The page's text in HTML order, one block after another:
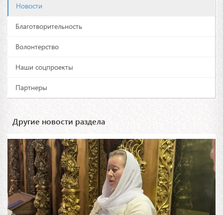
Новости
Благотворительность
Волонтерство
Наши соцпроекты
Партнеры
Другие новости раздела